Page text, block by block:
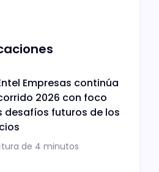
Empresas continúa
2026 con foco
desafíos futuros de los
de 4 minutos